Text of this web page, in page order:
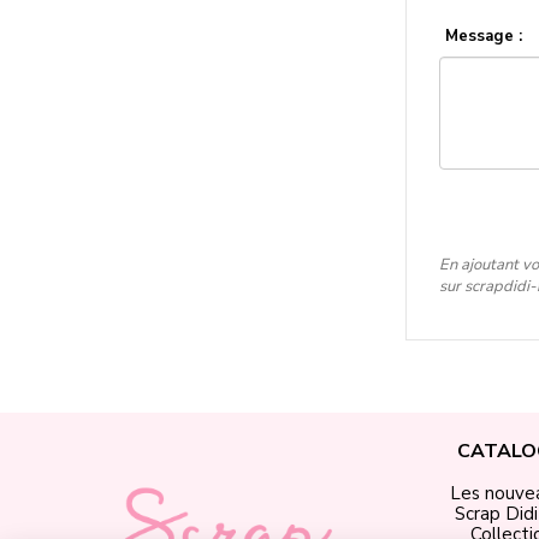
Message :
En ajoutant
sur
Les
Scrap